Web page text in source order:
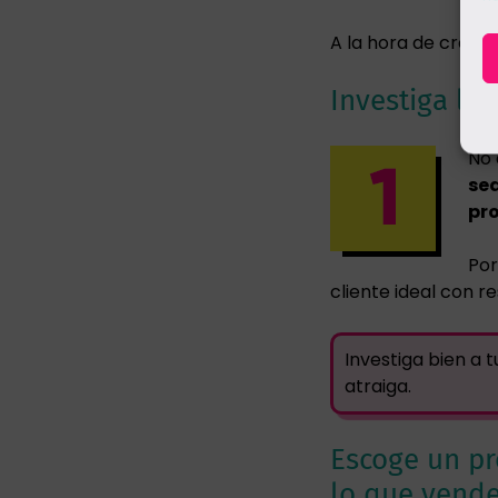
A la hora de crear
Investiga
No
cliente ideal con
Investiga bien a
atraiga.
Escoge un